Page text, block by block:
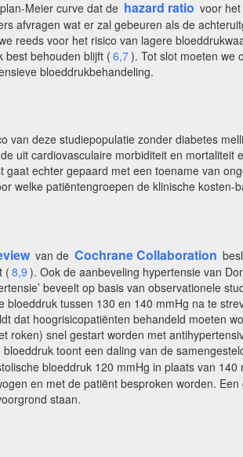
Meier curve dat de hazard ratio voor
afvragen wat er zal gebeuren als de
reeds voor het risico van lagere
best behouden blijft ( 6,7). Tot slot moeten we
bloeddrukbehandeling.
van deze studiepopulatie zonder diabetes
uit cardiovasculaire morbiditeit en
echter gepaard met een toename van
welke patiëntengroepen de klinische kosten-
van de Cochrane Collaboration
( 8,9 ). Ook de aanbeveling hypertensie van
beveelt op basis van observationele
tussen 130 en 140 mmHg na te
dat hoogrisicopatiënten behandeld
roken) snel gestart worden met
toont een daling van de
bloeddruk 120 mmHg in plaats van
en met de patiënt besproken worden.
staan.